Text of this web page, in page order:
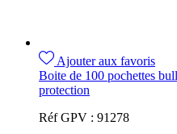
Ajouter aux favoris
Boite de 100 pochettes
protection
Réf GPV : 91278